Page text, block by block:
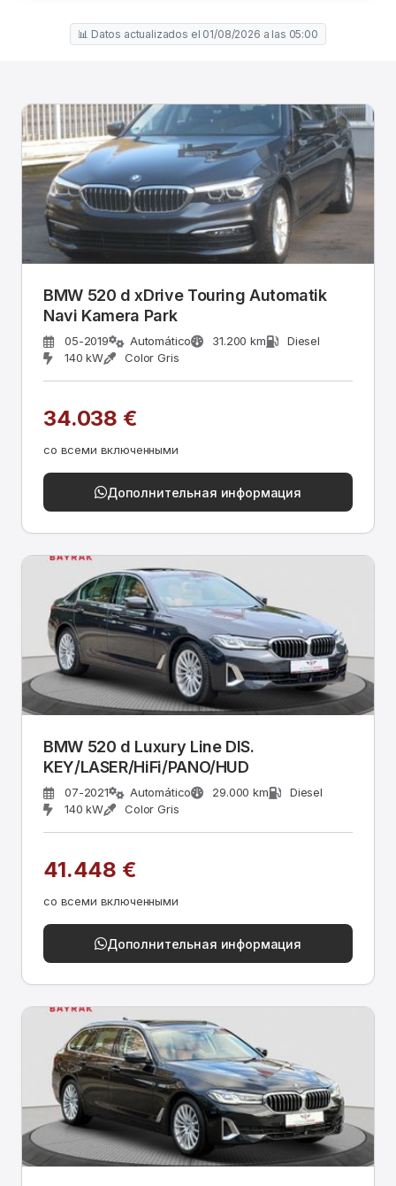
📊 Datos actualizados el 01/08/2026 a las 05:00
BMW 520 d xDrive Touring Automatik
Navi Kamera Park
05-2019 Automático 31.200 km
Diesel
140 kW
Color Gris
34.038 €
со всеми включенными
Дополнительная информация
BMW 520 d Luxury Line DIS.
KEY/LASER/HiFi/PANO/HUD
07-2021 Automático 29.000 km
Diesel
140 kW
Color Gris
41.448 €
со всеми включенными
Дополнительная информация